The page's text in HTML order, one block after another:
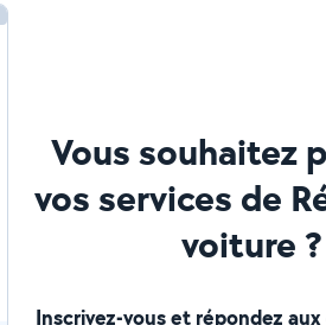
Vous souhaitez
vos services de
voiture ?
Inscrivez-vous et répondez